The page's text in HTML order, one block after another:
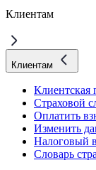
Клиентам
Клиентам
Клиентская
Страховой
Оплатить
Изменить
Налоговый
Словарь